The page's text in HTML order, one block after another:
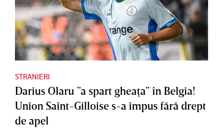
STRANIERI
Darius Olaru ”a spart gheaţa” în Belgia!
Union Saint-Gilloise s-a impus fără drept
de apel